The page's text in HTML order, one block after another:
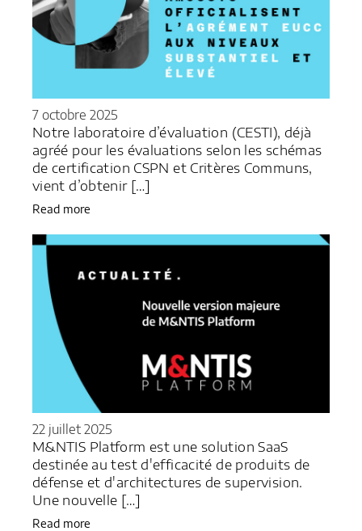
7 octobre 2025
Notre laboratoire d’évaluation (CESTI), déjà
agréé pour les évaluations selon les schémas
de certification CSPN et Critères Communs,
vient d’obtenir […]
Read more
22 juillet 2025
M&NTIS Platform est une solution SaaS
destinée au test d'efficacité de produits de
défense et d'architectures de supervision.
Une nouvelle […]
Read more